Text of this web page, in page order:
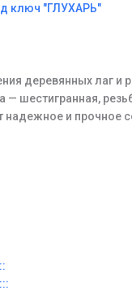
ключ "ГЛУХАРЬ"
деревянных лаг и
— шестигранная,
надежное и